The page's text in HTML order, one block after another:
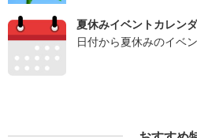
夏休みイベントカレン
日付から夏休みのイベ